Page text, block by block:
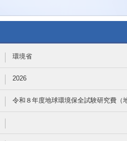
環境省
2026
令和８年度地球環境保全試験研究費（